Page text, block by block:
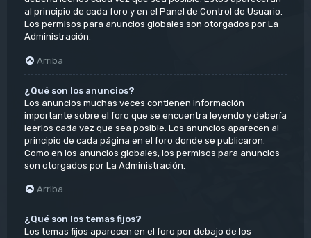
al principio de cada foro y en el Panel de Control de Usuario.
Los permisos para anuncios globales son otorgados por La
Administración.
Arriba
¿Qué son los anuncios?
Los anuncios muchas veces contienen información
importante sobre el foro que se encuentra leyendo y debería
leerlos cada vez que sea posible. Los anuncios aparecen al
principio de cada página en el foro donde se publicaron.
Como en los anuncios globales, los permisos para anuncios
son otorgados por La Administración.
Arriba
¿Qué son los temas fijos?
Los temas fijos aparecen en el foro por debajo de los